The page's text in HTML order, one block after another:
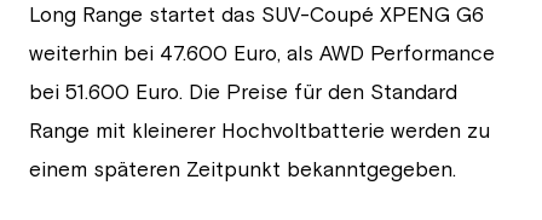
Long Range startet das SUV-Coupé XPENG G6
weiterhin bei 47.600 Euro, als AWD Performance
bei 51.600 Euro. Die Preise für den Standard
Range mit kleinerer Hochvoltbatterie werden zu
einem späteren Zeitpunkt bekanntgegeben.